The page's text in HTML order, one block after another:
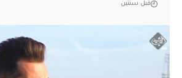
قبل سنتين